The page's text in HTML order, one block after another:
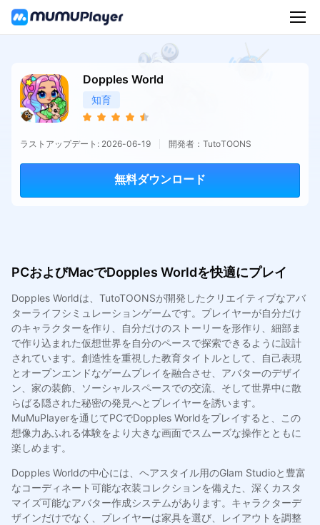
Dopples World
知育
ラストアップデート: 2026-06-19 開発者：TutoTOONS
無料ダウンロード
PCおよびMacでDopples Worldを快適にプレイ
Dopples Worldは、TutoTOONSが開発したクリエイティブなアバ
ターライフシミュレーションゲームです。プレイヤーが自分だけ
のキャラクターを作り、自分だけのストーリーを形作り、細部ま
で作り込まれた仮想世界を自分のペースで探索できるように設計
されています。創造性を重視した教育タイトルとして、自己表現
とオープンエンドなゲームプレイを融合させ、アバターのデザイ
ン、家の装飾、ソーシャルスペースでの交流、そして世界中に散
らばる隠された秘密の発見へとプレイヤーを誘います。
MuMuPlayerを通じてPCでDopples Worldをプレイすると、この
想像力あふれる体験をより大きな画面でスムーズな操作とともに
楽しめます。
Dopples Worldの中心には、ヘアスタイル用のGlam Studioと豊富
なコーディネート可能な衣装コレクションを備えた、深くカスタ
マイズ可能なアバター作成システムがあります。キャラクターデ
ザインだけでなく、プレイヤーは家具を選び、レイアウトを調整